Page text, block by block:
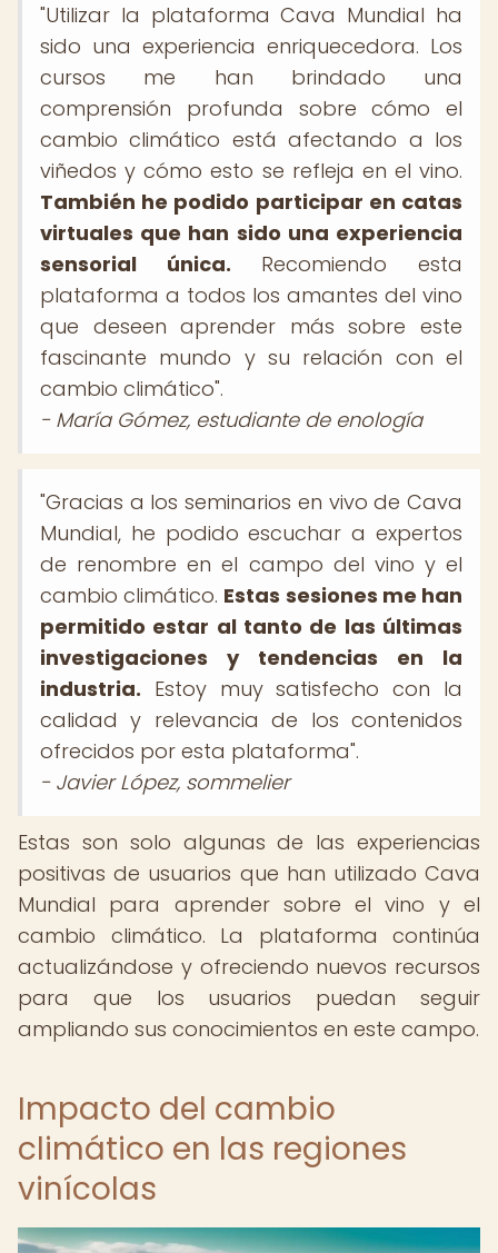
"Utilizar la plataforma Cava Mundial ha
sido una experiencia enriquecedora. Los
cursos me han brindado una
comprensión profunda sobre cómo el
cambio climático está afectando a los
viñedos y cómo esto se refleja en el vino.
También he podido participar en catas
virtuales que han sido una experiencia
sensorial única. Recomiendo esta
plataforma a todos los amantes del vino
que deseen aprender más sobre este
fascinante mundo y su relación con el
cambio climático".
- María Gómez, estudiante de enología
"Gracias a los seminarios en vivo de Cava
Mundial, he podido escuchar a expertos
de renombre en el campo del vino y el
cambio climático. Estas sesiones me han
permitido estar al tanto de las últimas
investigaciones y tendencias en la
industria. Estoy muy satisfecho con la
calidad y relevancia de los contenidos
ofrecidos por esta plataforma".
- Javier López, sommelier
Estas son solo algunas de las experiencias
positivas de usuarios que han utilizado Cava
Mundial para aprender sobre el vino y el
cambio climático. La plataforma continúa
actualizándose y ofreciendo nuevos recursos
para que los usuarios puedan seguir
ampliando sus conocimientos en este campo.
Impacto del cambio
climático en las regiones
vinícolas